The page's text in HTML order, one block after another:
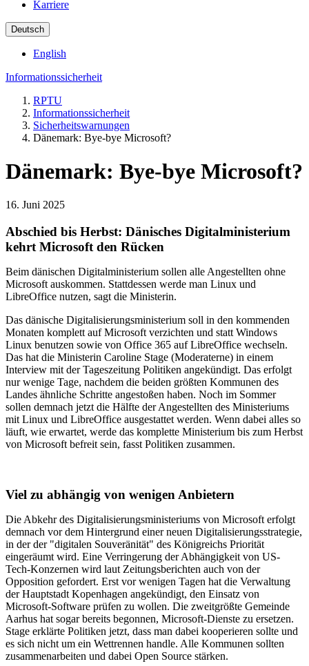
Karriere
Deutsch
English
Informationssicherheit
RPTU
Informationssicherheit
Sicherheitswarnungen
Dänemark: Bye-bye Microsoft?
Dänemark: Bye-bye Microsoft?
16. Juni 2025
Abschied bis Herbst: Dänisches Digitalministerium
kehrt Microsoft den Rücken
Beim dänischen Digitalministerium sollen alle Angestellten ohne
Microsoft auskommen. Stattdessen werde man Linux und
LibreOffice nutzen, sagt die Ministerin.
Das dänische Digitalisierungsministerium soll in den kommenden
Monaten komplett auf Microsoft verzichten und statt Windows
Linux benutzen sowie von Office 365 auf LibreOffice wechseln.
Das hat die Ministerin Caroline Stage (Moderaterne) in einem
Interview mit der Tageszeitung Politiken angekündigt. Das erfolgt
nur wenige Tage, nachdem die beiden größten Kommunen des
Landes ähnliche Schritte angestoßen haben. Noch im Sommer
sollen demnach jetzt die Hälfte der Angestellten des Ministeriums
mit Linux und LibreOffice ausgestattet werden. Wenn dabei alles so
läuft, wie erwartet, werde das komplette Ministerium bis zum Herbst
von Microsoft befreit sein, fasst Politiken zusammen.
Viel zu abhängig von wenigen Anbietern
Die Abkehr des Digitalisierungsministeriums von Microsoft erfolgt
demnach vor dem Hintergrund einer neuen Digitalisierungsstrategie,
in der der "digitalen Souveränität" des Königreichs Priorität
eingeräumt wird. Eine Verringerung der Abhängigkeit von US-
Tech-Konzernen wird laut Zeitungsberichten auch von der
Opposition gefordert. Erst vor wenigen Tagen hat die Verwaltung
der Hauptstadt Kopenhagen angekündigt, den Einsatz von
Microsoft-Software prüfen zu wollen. Die zweitgrößte Gemeinde
Aarhus hat sogar bereits begonnen, Microsoft-Dienste zu ersetzen.
Stage erklärte Politiken jetzt, dass man dabei kooperieren sollte und
es sich nicht um ein Wettrennen handle. Alle Kommunen sollten
zusammenarbeiten und dabei Open Source stärken.